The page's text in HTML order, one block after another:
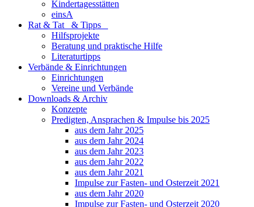
Kindertagesstätten
einsA
Rat & Tat & Tipps
Hilfsprojekte
Beratung und praktische Hilfe
Literaturtipps
Verbände & Einrichtungen
Einrichtungen
Vereine und Verbände
Downloads & Archiv
Konzepte
Predigten, Ansprachen & Impulse bis 2025
aus dem Jahr 2025
aus dem Jahr 2024
aus dem Jahr 2023
aus dem Jahr 2022
aus dem Jahr 2021
Impulse zur Fasten- und Osterzeit 2021
aus dem Jahr 2020
Impulse zur Fasten- und Osterzeit 2020